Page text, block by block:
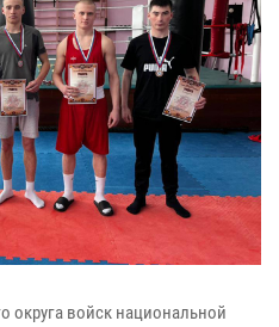
округа войск национальной